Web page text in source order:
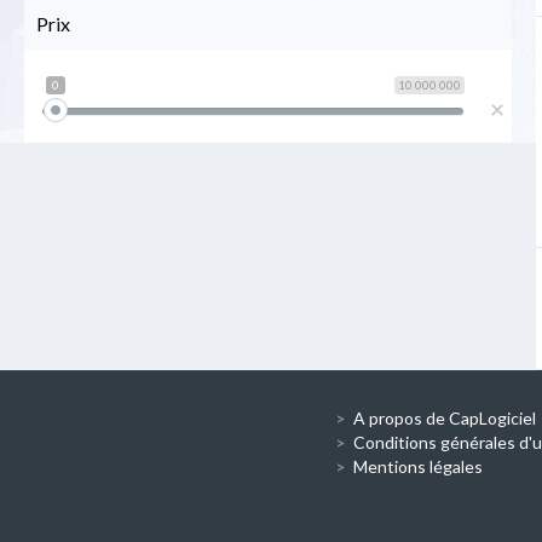
Prix
10 000 000
0
×
A propos de CapLogiciel
Conditions générales
Mentions légales